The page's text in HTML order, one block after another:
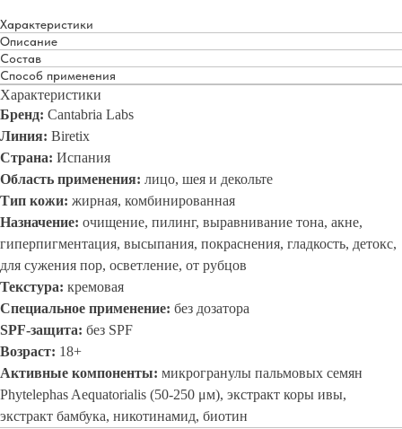
Характеристики
Описание
Состав
Способ применения
Характеристики
Бренд: Cantabria Labs
Линия: Biretix
Страна: Испания
Область применения: лицо, шея и декольте
Тип кожи: жирная, комбинированная
Назначение: очищение, пилинг, выравнивание тона, акне,
гиперпигментация, высыпания, покраснения, гладкость, детокс,
для сужения пор, осветление, от рубцов
Текстура: кремовая
Специальное применение: без дозатора
SPF-защита: без SPF
Возраст: 18+
Активные компоненты: микрогранулы пальмовых семян
Phytelephas Aequatorialis (50-250 μм), экстракт коры ивы,
экстракт бамбука, никотинамид, биотин